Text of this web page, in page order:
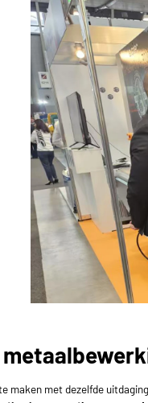
maken met dezelfde